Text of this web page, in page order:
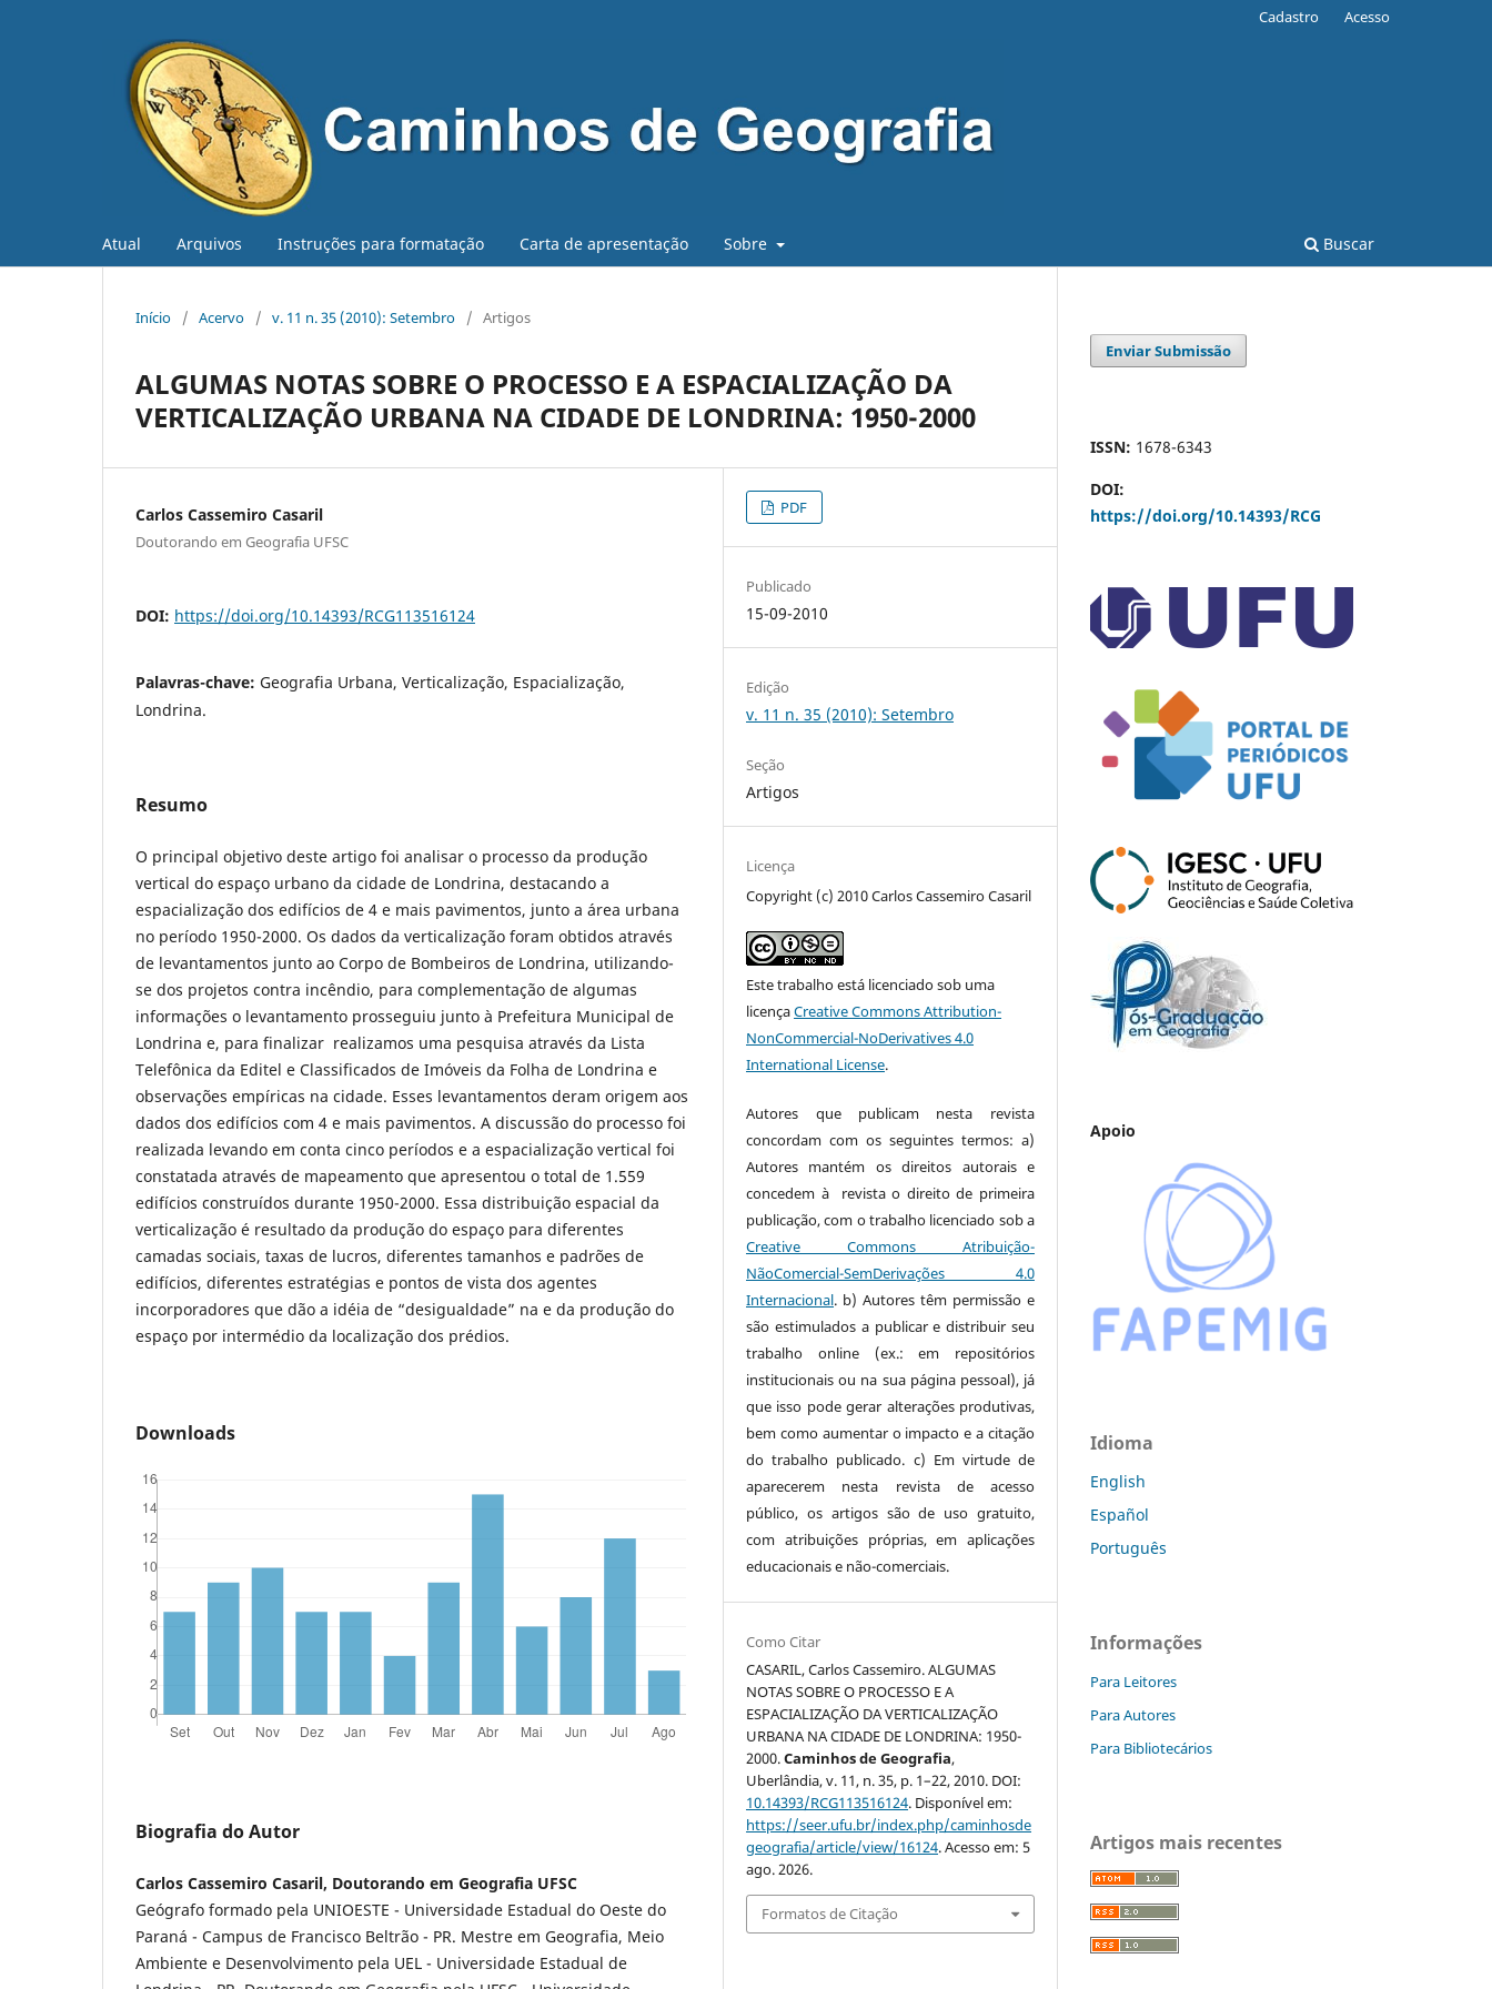
Atual Arquivos Instruções para formatação Carta de apresentação Sobre Buscar
Cadastro Acesso
Início / Acervo / v. 11 n. 35 (2010): Setembro / Artigos
ALGUMAS NOTAS SOBRE O PROCESSO E A ESPACIALIZAÇÃO DA
VERTICALIZAÇÃO URBANA NA CIDADE DE LONDRINA: 1950-2000
Carlos Cassemiro Casaril
Doutorando em Geografia UFSC
DOI: https://doi.org/10.14393/RCG113516124
Palavras-chave: Geografia Urbana, Verticalização, Espacialização,
Londrina.
Resumo
O principal objetivo deste artigo foi analisar o processo da produção
vertical do espaço urbano da cidade de Londrina, destacando a
espacialização dos edifícios de 4 e mais pavimentos, junto a área urbana
no período 1950-2000. Os dados da verticalização foram obtidos através
de levantamentos junto ao Corpo de Bombeiros de Londrina, utilizando-
se dos projetos contra incêndio, para complementação de algumas
informações o levantamento prosseguiu junto à Prefeitura Municipal de
Londrina e, para finalizar realizamos uma pesquisa através da Lista
Telefônica da Editel e Classificados de Imóveis da Folha de Londrina e
observações empíricas na cidade. Esses levantamentos deram origem aos
dados dos edifícios com 4 e mais pavimentos. A discussão do processo foi
realizada levando em conta cinco períodos e a espacialização vertical foi
constatada através de mapeamento que apresentou o total de 1.559
edifícios construídos durante 1950-2000. Essa distribuição espacial da
verticalização é resultado da produção do espaço para diferentes
camadas sociais, taxas de lucros, diferentes tamanhos e padrões de
edifícios, diferentes estratégias e pontos de vista dos agentes
incorporadores que dão a idéia de “desigualdade” na e da produção do
espaço por intermédio da localização dos prédios.
Downloads
Biografia do Autor
Carlos Cassemiro Casaril, Doutorando em Geografia UFSC
Geógrafo formado pela UNIOESTE - Universidade Estadual do Oeste do
Paraná - Campus de Francisco Beltrão - PR. Mestre em Geografia, Meio
Ambiente e Desenvolvimento pela UEL - Universidade Estadual de
PDF
Publicado
15-09-2010
Edição
v. 11 n. 35 (2010): Setembro
Seção
Artigos
Licença
Copyright (c) 2010 Carlos Cassemiro Casaril
Este trabalho está licenciado sob uma
licençaCreative Commons Attribution-
NonCommercial-NoDerivatives 4.0
International License.
Autores que publicam nesta revista
concordam com os seguintes termos: a)
Autores mantém os direitos autorais e
concedem à revista o direito de primeira
publicação, com o trabalho licenciado sob a
Creative Commons Atribuição-
NãoComercial-SemDerivações 4.0
Internacional. b) Autores têm permissão e
são estimulados a publicar e distribuir seu
trabalho online (ex.: em repositórios
institucionais ou na sua página pessoal), já
que isso pode gerar alterações produtivas,
bem como aumentar o impacto e a citação
do trabalho publicado. c) Em virtude de
aparecerem nesta revista de acesso
público, os artigos são de uso gratuito,
com atribuições próprias, em aplicações
educacionais e não-comerciais.
Como Citar
CASARIL, Carlos Cassemiro. ALGUMAS
NOTAS SOBRE O PROCESSO E A
ESPACIALIZAÇÃO DA VERTICALIZAÇÃO
URBANA NA CIDADE DE LONDRINA: 1950-
2000.Caminhos de Geografia,
Uberlândia, v. 11, n. 35, p. 1–22, 2010. DOI:
10.14393/RCG113516124. Disponível em:
https://seer.ufu.br/index.php/caminhosde
geografia/article/view/16124. Acesso em: 5
ago. 2026.
Formatos de Citação
Enviar Submissão
ISSN: 1678-6343
DOI:
https://doi.org/10.14393/RCG
Apoio
Idioma
English
Español
Português
Informações
Para Leitores
Para Autores
Para Bibliotecários
Artigos mais recentes